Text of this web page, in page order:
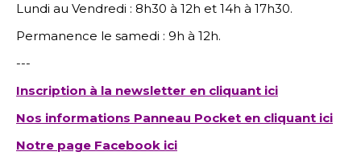
Lundi au Vendredi : 8h30 à 12h et 14h à 17h30.
Permanence le samedi : 9h à 12h.
---
Inscription à la newsletter en cliquant ici
Nos informations Panneau Pocket en cliquant ici
Notre page Facebook ici